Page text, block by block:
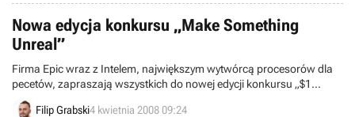
obsługiwać tryb panoramiczny. Na to jak sprawdzi się Wii Remote w
tej grze typu point & click przyjdzie nam jeszcze trochę poczekać
gdyż premiera zarówno w Stanach jak i Europie przewidziana jest
dopiero na jesień bieżącego roku.
Nowa edycja konkursu „Make Something
Unreal”
Firma Epic wraz z Intelem, największym wytwórcą procesorów dla
pecetów, zapraszają wszystkich do nowej edycji konkursu „$1
Million Intel Make Something Unreal Contest”.
Filip Grabski4 kwietnia 2008 09:24